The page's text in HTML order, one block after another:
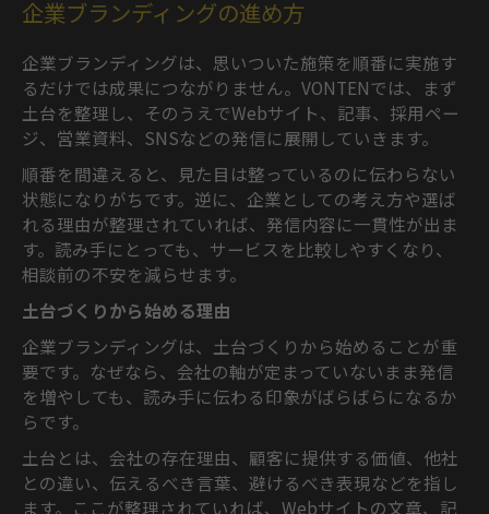
企業ブランディングの進め方
企業ブランディングは、思いついた施策を順番に実施す
るだけでは成果につながりません。VONTENでは、まず
土台を整理し、そのうえでWebサイト、記事、採用ペー
ジ、営業資料、SNSなどの発信に展開していきます。
順番を間違えると、見た目は整っているのに伝わらない
状態になりがちです。逆に、企業としての考え方や選ば
れる理由が整理されていれば、発信内容に一貫性が出ま
す。読み手にとっても、サービスを比較しやすくなり、
相談前の不安を減らせます。
土台づくりから始める理由
企業ブランディングは、土台づくりから始めることが重
要です。なぜなら、会社の軸が定まっていないまま発信
を増やしても、読み手に伝わる印象がばらばらになるか
らです。
土台とは、会社の存在理由、顧客に提供する価値、他社
との違い、伝えるべき言葉、避けるべき表現などを指し
ます。ここが整理されていれば、Webサイトの文章、記